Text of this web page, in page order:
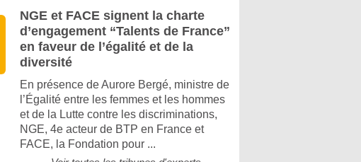
NGE et FACE signent la charte
d’engagement “Talents de France”
en faveur de l’égalité et de la
diversité
En présence de Aurore Bergé, ministre de
l’Égalité entre les femmes et les hommes
et de la Lutte contre les discriminations,
NGE, 4e acteur de BTP en France et
FACE, la Fondation pour ...